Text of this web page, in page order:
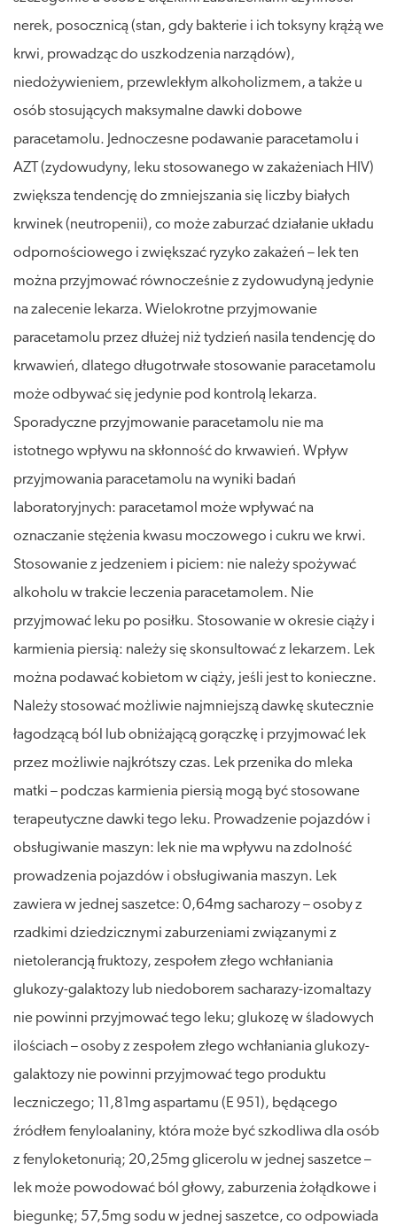
nerek, posocznicą (stan, gdy bakterie i ich toksyny krążą we
krwi, prowadząc do uszkodzenia narządów),
niedożywieniem, przewlekłym alkoholizmem, a także u
osób stosujących maksymalne dawki dobowe
paracetamolu. Jednoczesne podawanie paracetamolu i
AZT (zydowudyny, leku stosowanego w zakażeniach HIV)
zwiększa tendencję do zmniejszania się liczby białych
krwinek (neutropenii), co może zaburzać działanie układu
odpornościowego i zwiększać ryzyko zakażeń – lek ten
można przyjmować równocześnie z zydowudyną jedynie
na zalecenie lekarza. Wielokrotne przyjmowanie
paracetamolu przez dłużej niż tydzień nasila tendencję do
krwawień, dlatego długotrwałe stosowanie paracetamolu
może odbywać się jedynie pod kontrolą lekarza.
Sporadyczne przyjmowanie paracetamolu nie ma
istotnego wpływu na skłonność do krwawień. Wpływ
przyjmowania paracetamolu na wyniki badań
laboratoryjnych: paracetamol może wpływać na
oznaczanie stężenia kwasu moczowego i cukru we krwi.
Stosowanie z jedzeniem i piciem: nie należy spożywać
alkoholu w trakcie leczenia paracetamolem. Nie
przyjmować leku po posiłku. Stosowanie w okresie ciąży i
karmienia piersią: należy się skonsultować z lekarzem. Lek
można podawać kobietom w ciąży, jeśli jest to konieczne.
Należy stosować możliwie najmniejszą dawkę skutecznie
łagodzącą ból lub obniżającą gorączkę i przyjmować lek
przez możliwie najkrótszy czas. Lek przenika do mleka
matki – podczas karmienia piersią mogą być stosowane
terapeutyczne dawki tego leku. Prowadzenie pojazdów i
obsługiwanie maszyn: lek nie ma wpływu na zdolność
prowadzenia pojazdów i obsługiwania maszyn. Lek
zawiera w jednej saszetce: 0,64mg sacharozy – osoby z
rzadkimi dziedzicznymi zaburzeniami związanymi z
nietolerancją fruktozy, zespołem złego wchłaniania
glukozy-galaktozy lub niedoborem sacharazy-izomaltazy
nie powinni przyjmować tego leku; glukozę w śladowych
ilościach – osoby z zespołem złego wchłaniania glukozy-
galaktozy nie powinni przyjmować tego produktu
leczniczego; 11,81mg aspartamu (E 951), będącego
źródłem fenyloalaniny, która może być szkodliwa dla osób
z fenyloketonurią; 20,25mg glicerolu w jednej saszetce –
lek może powodować ból głowy, zaburzenia żołądkowe i
biegunkę; 57,5mg sodu w jednej saszetce, co odpowiada